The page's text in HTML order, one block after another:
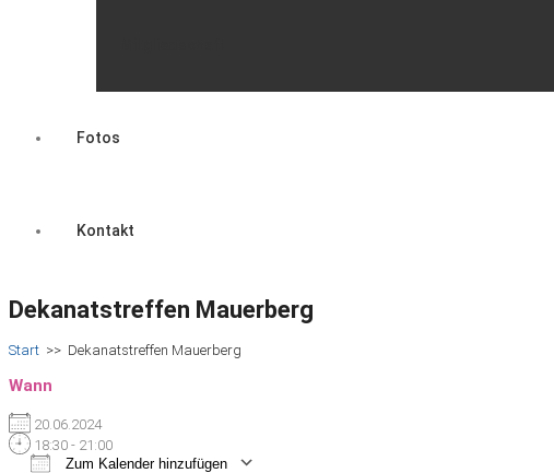
Fotos
Kontakt
Dekanatstreffen Mauerberg
Start >> Dekanatstreffen Mauerberg
Wann
20.06.2024
18:30 - 21:00
Zum Kalender hinzufügen